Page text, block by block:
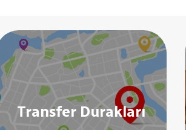
Transfer Durakları